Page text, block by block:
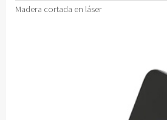
Madera cortada en láser